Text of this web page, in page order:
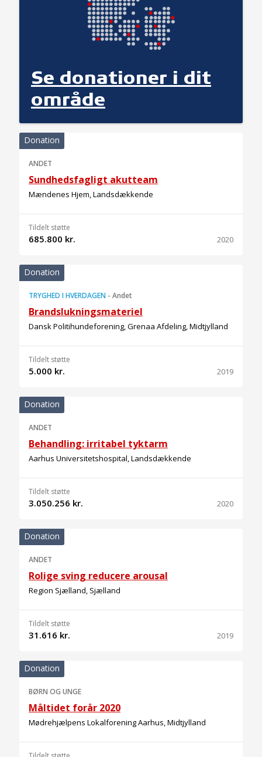
Se donationer i dit
område
Donation
ANDET
Sundhedsfagligt akutteam
Mændenes Hjem, Landsdækkende
Tildelt støtte
685.800 kr. 2020
Donation
TRYGHED I HVERDAGEN - Andet
Brandslukningsmateriel
Dansk Politihundeforening, Grenaa Afdeling, Midtjylland
Tildelt støtte
5.000 kr. 2019
Donation
ANDET
Behandling: irritabel tyktarm
Aarhus Universitetshospital, Landsdækkende
Tildelt støtte
3.050.256 kr. 2020
Donation
ANDET
Rolige sving reducere arousal
Region Sjælland, Sjælland
Tildelt støtte
31.616 kr. 2019
Donation
BØRN OG UNGE
Måltidet forår 2020
Mødrehjælpens Lokalforening Aarhus, Midtjylland